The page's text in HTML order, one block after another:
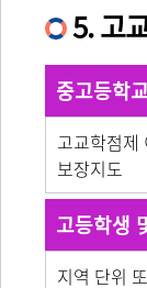
5. 고
중고등학
고교학점제
보장지도
고등학생
지역 단위